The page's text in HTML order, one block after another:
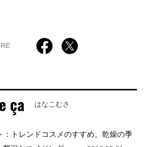
ça はなこむさ
：トレンドコスメのすすめ。乾燥の季